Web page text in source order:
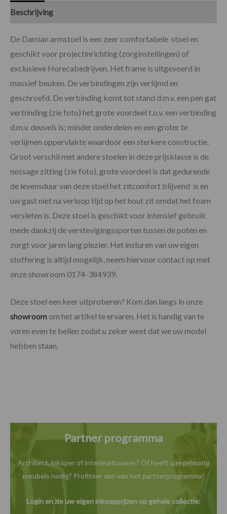
Beschrijving
De Damian armstoel is een zeer comfortabele stoel en
geschikt voor projectinrichting (zorginstellingen) of
exclusieve Horecabedrijven. Het frame is uitgevoerd in
massief beuken. De verbindingen zijn verlijmd en
geschroefd. De verbinding komt tot stand d.m.v. een pen gat
verbinding (zie foto) het grote voordeel t.o.v. een verbinding
d.m.v. deuvels is; minder onderdelen en een groter te
verlijmen oppervlakte waardoor een sterkere constructie.
Groot verschil met andere stoelen in deze prijsklasse is de
nossage zitting (zie foto), grote voordeel is dat gedurende
de levensduur van deze stoel het zitcomfort blijvend is en
uw gast niet na verloop tijd op het hout zit omdat het foam
versleten is. Deze stoel is geschikt voor intensief gebruik
mede dankzij de verstevigingssporten tussen de poten en
zorgt voor jaren lang plezier. Het insturen van uw eigen
stoffering is altijd mogelijk, neem hiervoor contact op met
onze showroom 0174-384939.
Deze stoel een keer uitproberen? Kom dan langs in onze
showroom om het artikel te ervaren. Het is handig van te
voren even te bellen zodat u zeker weet dat we uw model
hebben staan.
Partner programma
Architect, inkoper of interieurbouwer? Of heeft u regelmatig
meubels nodig? Profiteer dan van het partnerprogramma!
Login en zie uw eigen inkoopprijzen op gehele collectie: